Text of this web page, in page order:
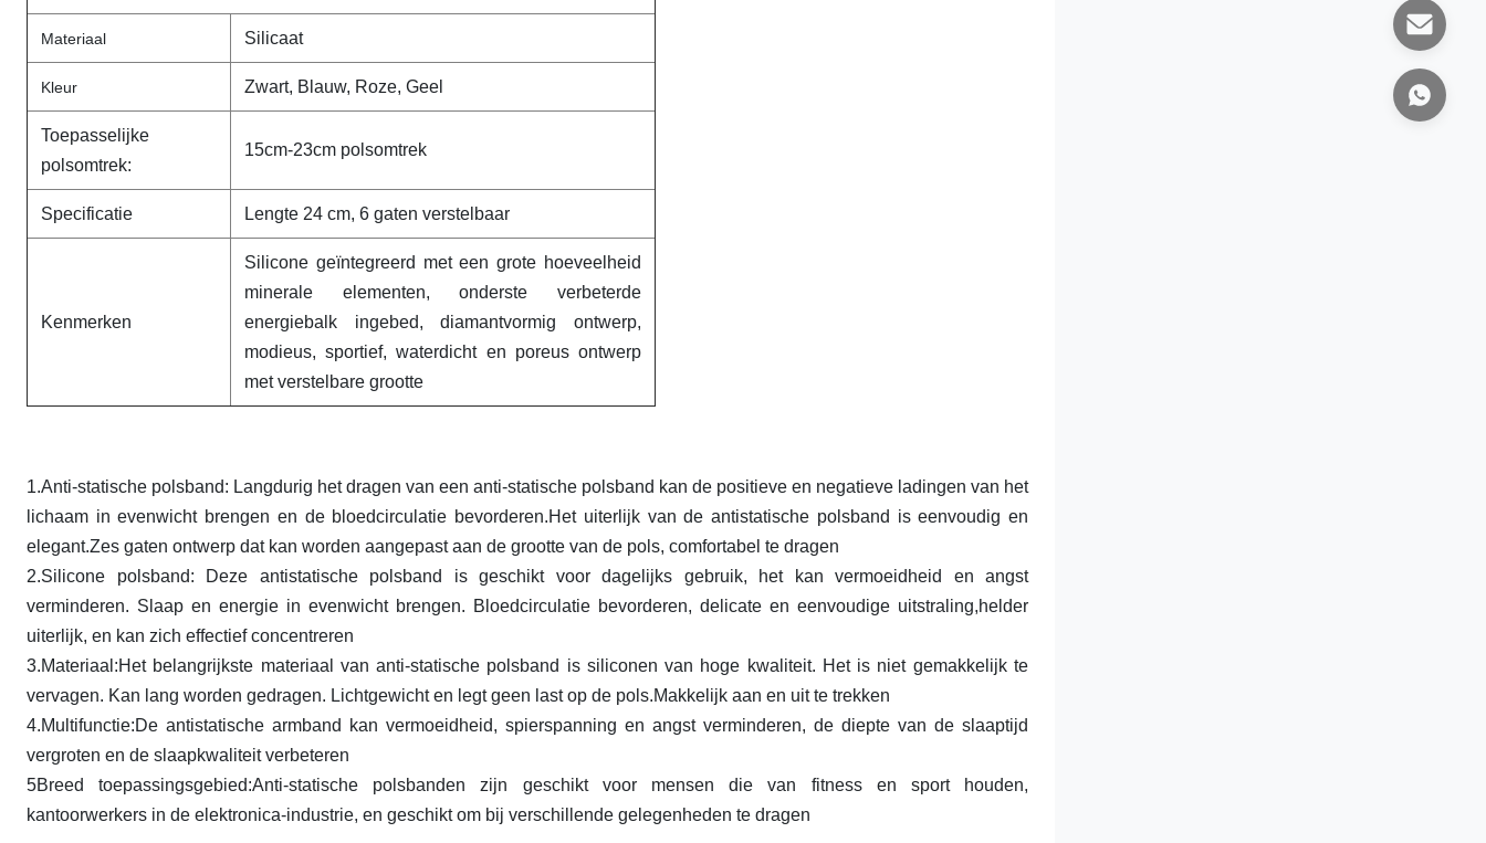
Materiaal Silicaat
Kleur Zwart, Blauw, Roze, Geel
Toepasselijke
polsomtrek:
15cm-23cm polsomtrek
Specificatie Lengte 24 cm, 6 gaten verstelbaar
Kenmerken
Silicone geïntegreerd met een grote hoeveelheid
minerale elementen, onderste verbeterde
energiebalk ingebed, diamantvormig ontwerp,
modieus, sportief, waterdicht en poreus ontwerp
met verstelbare grootte
1.Anti-statische polsband: Langdurig het dragen van een anti-statische polsband kan de positieve en negatieve ladingen van het
lichaam in evenwicht brengen en de bloedcirculatie bevorderen.Het uiterlijk van de antistatische polsband is eenvoudig en
elegant.Zes gaten ontwerp dat kan worden aangepast aan de grootte van de pols, comfortabel te dragen
2.Silicone polsband: Deze antistatische polsband is geschikt voor dagelijks gebruik, het kan vermoeidheid en angst
verminderen. Slaap en energie in evenwicht brengen. Bloedcirculatie bevorderen, delicate en eenvoudige uitstraling,helder
uiterlijk, en kan zich effectief concentreren
3.Materiaal:Het belangrijkste materiaal van anti-statische polsband is siliconen van hoge kwaliteit. Het is niet gemakkelijk te
vervagen. Kan lang worden gedragen. Lichtgewicht en legt geen last op de pols.Makkelijk aan en uit te trekken
4.Multifunctie:De antistatische armband kan vermoeidheid, spierspanning en angst verminderen, de diepte van de slaaptijd
vergroten en de slaapkwaliteit verbeteren
5Breed toepassingsgebied:Anti-statische polsbanden zijn geschikt voor mensen die van fitness en sport houden,
kantoorwerkers in de elektronica-industrie, en geschikt om bij verschillende gelegenheden te dragen